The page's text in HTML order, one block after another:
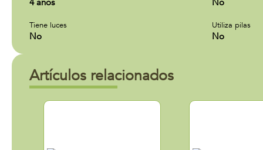
4 años No
Tiene luces
No
Utiliza pilas
No
Artículos relacionados